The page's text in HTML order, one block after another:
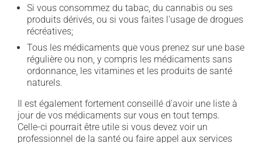
Si vous consommez du tabac, du cannabis ou ses
produits dérivés, ou si vous faites l'usage de drogues
récréatives;
Tous les médicaments que vous prenez sur une base
régulière ou non, y compris les médicaments sans
ordonnance, les vitamines et les produits de santé
naturels.
Il est également fortement conseillé d'avoir une liste à
jour de vos médicaments sur vous en tout temps.
Celle-ci pourrait être utile si vous devez voir un
professionnel de la santé ou faire appel aux services